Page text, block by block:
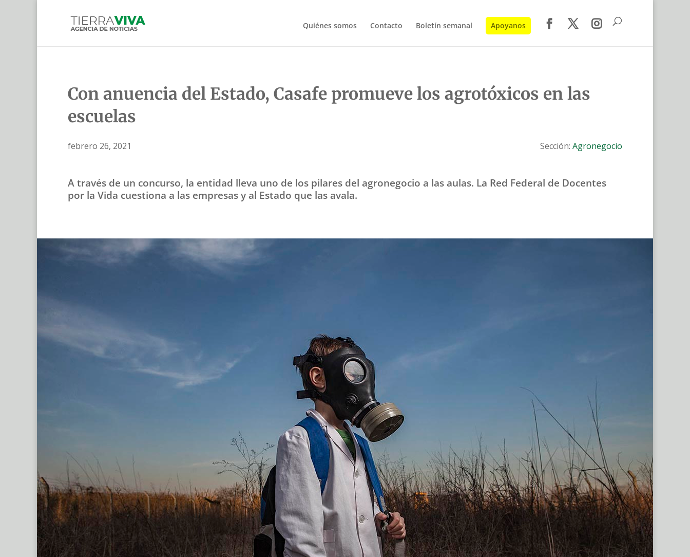
Quiénes somos Contacto Boletín semanal Apoyanos
Con anuencia del Estado, Casafe promueve los agrotóxicos en las
escuelas
febrero 26, 2021 Sección: Agronegocio
A través de un concurso, la entidad lleva uno de los pilares del agronegocio a las aulas. La Red Federal de Docentes
por la Vida cuestiona a las empresas y al Estado que las avala.